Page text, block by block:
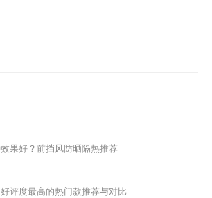
果好？前挡风防晒隔热推荐
评度最高的热门款推荐与对比